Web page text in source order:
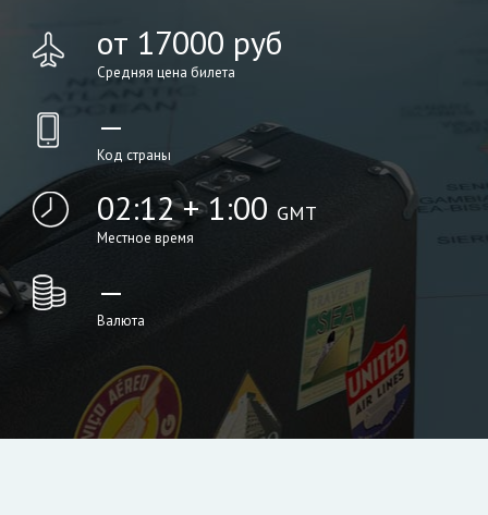
от 17000 руб
Средняя цена билета
—
Код страны
02:12 + 1:00 GMT
Местное время
—
Валюта